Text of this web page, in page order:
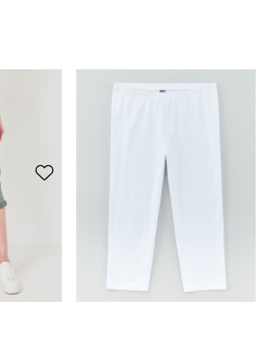
Capri-Leggings aus Baumwoll-Stretch 8,99 € 6,99 €